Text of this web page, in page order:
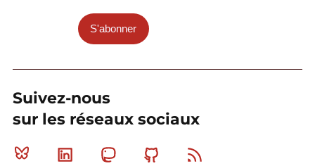
S'abonner
Suivez-nous
sur les réseaux sociaux
Bluesky Linkedin MastodonGithub